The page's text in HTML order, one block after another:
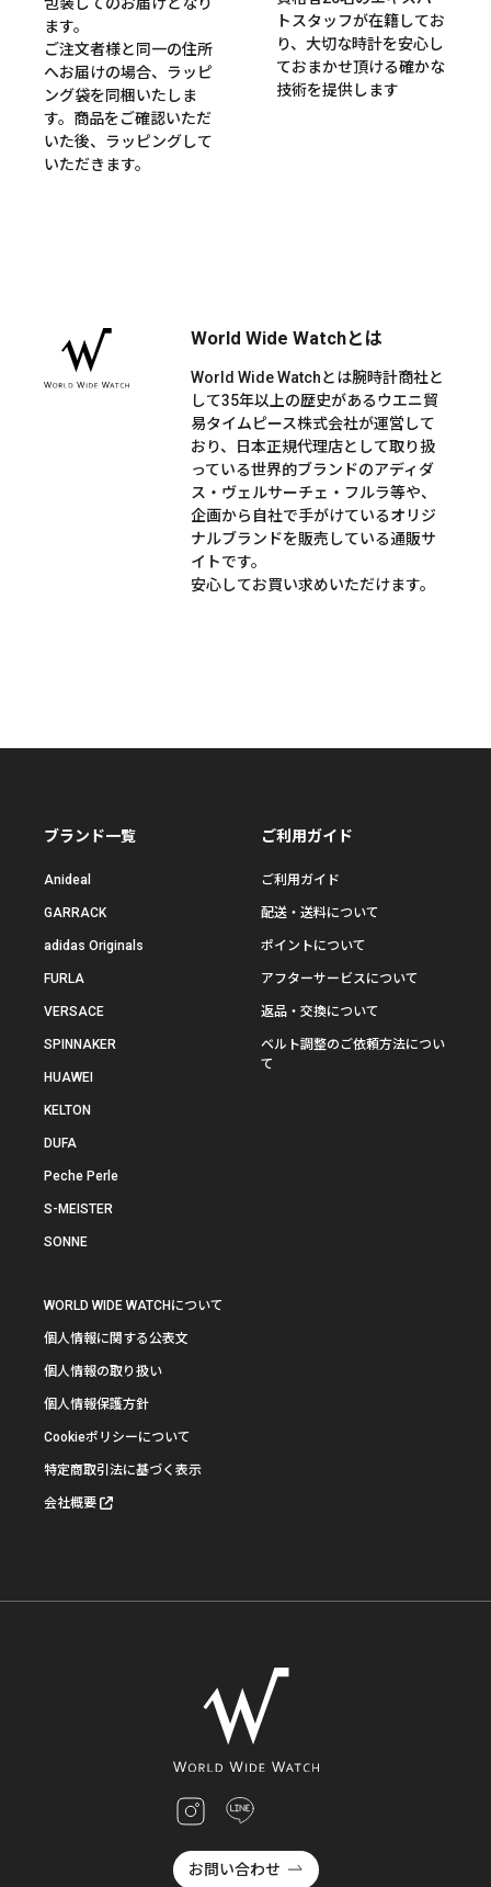
ます。
ご注文者様と同一の住所
へお届けの場合、ラッピ
ング袋を同梱いたしま
す。商品をご確認いただ
いた後、ラッピングして
いただきます。
トスタッフが在籍してお
り、大切な時計を安心し
ておまかせ頂ける確かな
技術を提供します
World Wide Watchとは
World Wide Watchとは腕時計商社と
して35年以上の歴史があるウエニ貿
易タイムピース株式会社が運営して
おり、日本正規代理店として取り扱
っている世界的ブランドのアディダ
ス・ヴェルサーチェ・フルラ等や、
企画から自社で手がけているオリジ
ナルブランドを販売している通販サ
イトです。
安心してお買い求めいただけます。
ブランド一覧
Anideal
GARRACK
adidas Originals
FURLA
VERSACE
SPINNAKER
HUAWEI
KELTON
DUFA
Peche Perle
S-MEISTER
SONNE
ご利用ガイド
ご利用ガイド
配送・送料について
ポイントについて
アフターサービスについて
返品・交換について
ベルト調整のご依頼方法につい
て
WORLD WIDE WATCHについて
個人情報に関する公表文
個人情報の取り扱い
個人情報保護方針
Cookieポリシーについて
特定商取引法に基づく表示
会社概要
お問い合わせ